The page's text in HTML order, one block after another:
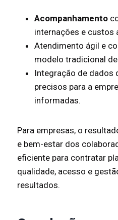
Acompanhamento
internações e custos
Atendimento ágil e
modelo tradicional de
Integração de dados
precisos para a
informadas.
Para empresas, o
e bem-estar dos
eficiente para contratar
qualidade, acesso e
resultados.